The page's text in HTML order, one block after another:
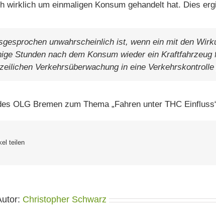
wirklich um einmaligen Konsum gehandelt hat. Dies
unwahrscheinlich ist, wenn ein mit den
Stunden nach dem Konsum wieder ein
Verkehrsüberwachung in eine
OLG Bremen zum Thema „Fahren unter THC
teilen
Christopher Schwarz